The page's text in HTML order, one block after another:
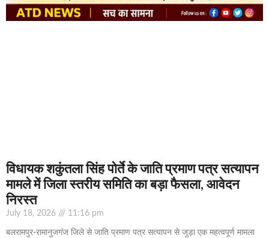
विधायक शकुंतला सिंह पोर्ते के जाति प्रमाण पत्र सत्यापन
मामले में जिला स्तरीय समिति का बड़ा फैसला, आवेदन
निरस्त
July 18, 2026 11:16 pm
बलरामपुर-रामानुजगंज जिले से जाति प्रमाण पत्र सत्यापन से जुड़ा एक महत्वपूर्ण मामला